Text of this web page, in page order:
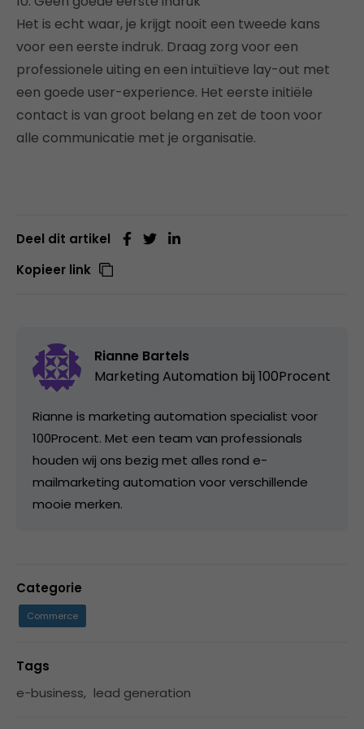
Het is echt waar, je krijgt nooit een tweede kans
voor een eerste indruk. Draag zorg voor een
professionele uiting en een intuïtieve lay-out met
een goede user-experience. Het eerste initiële
contact is van groot belang en zet de toon voor
alle communicatie met je organisatie.
Deel dit artikel
Kopieer link
Rianne Bartels
Marketing Automation bij 100Procent
Rianne is marketing automation specialist voor
100Procent. Met een team van professionals
houden wij ons bezig met alles rond e-
mailmarketing automation voor verschillende
mooie merken.
Categorie
Commerce
Tags
e-business, lead generation